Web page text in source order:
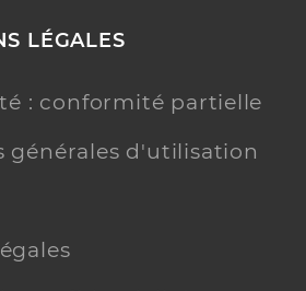
LÉGALES
: conformité partielle
générales d'utilisation